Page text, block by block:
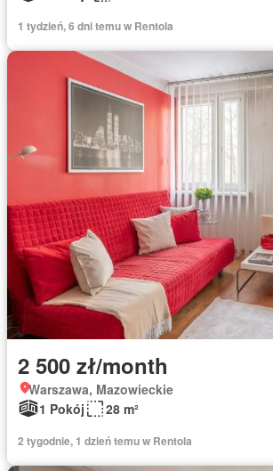
1 tydzień, 6 dni temu w Rentola
2 500 zł/month
Warszawa, Mazowieckie
1 Pokój
28 m²
2 tygodnie, 1 dzień temu w Rentola